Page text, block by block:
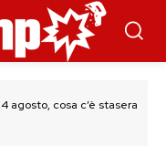
agosto, cosa c’è stasera